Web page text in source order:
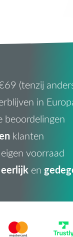
(tenzij
in
beoordelingen
klanten
eigen voorraad
eerlijken